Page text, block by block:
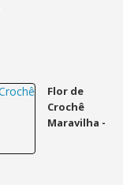
Flor de
Crochê
Maravilha -